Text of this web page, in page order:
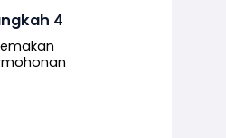
4
pelulus untuk
seterusnya.